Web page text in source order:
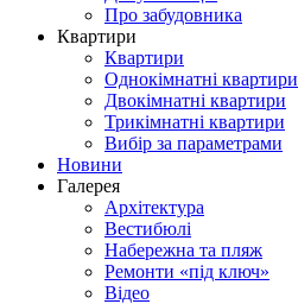
Про забудовника
Квартири
Квартири
Однокімнатні квартири
Двокімнатні квартири
Трикімнатні квартири
Вибір за параметрами
Новини
Галерея
Архітектура
Вестибюлі
Набережна та пляж
Ремонти «під ключ»
Відео